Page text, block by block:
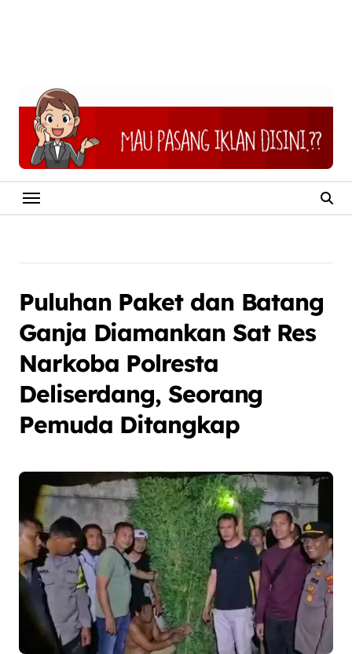
Puluhan Paket dan Batang
Ganja Diamankan Sat Res
Narkoba Polresta
Deliserdang, Seorang
Pemuda Ditangkap